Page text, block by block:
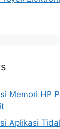
Memori HP
Aplikasi